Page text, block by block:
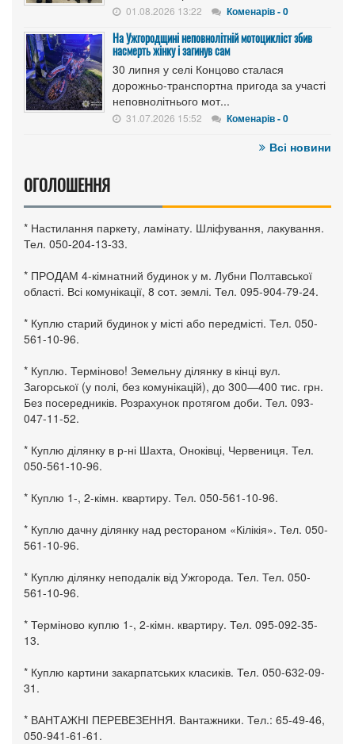
01.08.2026 13:22 Коменарів - 0
На Ужгородщині неповнолітній мотоцикліст збив
насмерть жінку і загинув сам
30 липня у селі Концово сталася
дорожньо-транспортна пригода за участі
неповнолітнього мот...
31.07.2026 15:52 Коменарів - 0
Всі новини
ОГОЛОШЕННЯ
* Настилання паркету, ламінату. Шліфування, лакування.
Тел. 050-204-13-33.
* ПРОДАМ 4-кімнатний будинок у м. Лубни Полтавської
області. Всі комунікації, 8 сот. землі. Тел. 095-904-79-24.
* Куплю старий будинок у місті або передмісті. Тел. 050-
561-10-96.
* Куплю. Терміново! Земельну ділянку в кінці вул.
Загорської (у полі, без комунікацій), до 300—400 тис. грн.
Без посередників. Розрахунок протягом доби. Тел. 093-
047-11-52.
* Куплю ділянку в р-ні Шахта, Оноківці, Червениця. Тел.
050-561-10-96.
* Куплю 1-, 2-кімн. квартиру. Тел. 050-561-10-96.
* Куплю дачну ділянку над рестораном «Кілікія». Тел. 050-
561-10-96.
* Куплю ділянку неподалік від Ужгорода. Тел. Тел. 050-
561-10-96.
* Терміново куплю 1-, 2-кімн. квартиру. Тел. 095-092-35-
13.
* Куплю картини закарпатських класиків. Тел. 050-632-09-
31.
* ВАНТАЖНІ ПЕРЕВЕЗЕННЯ. Вантажники. Тел.: 65-49-46,
050-941-61-61.